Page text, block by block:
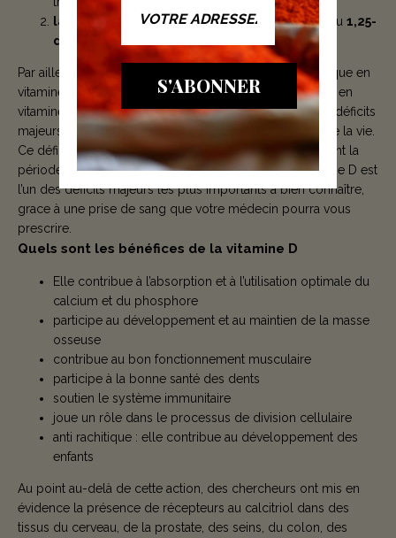
S'ABONNER
la seconde au niveau des reins, pour aboutir au 1,25-
dihydroxyvitamine D ou Calcitriol
Par ailleurs, les valeurs santé optimale du statut biologique en
vitamine D ont été revus à la hausse. De ce fait, le déficit en
vitamine D est considéré actuellement comme l’un des déficits
majeurs de la population en générale à tous les âges de la vie.
Ce déficit, voir cette carence profonde se retrouve durant la
période d’ensoleillement minimum. Le déficit en vitamine D est
l’un des déficits majeurs les plus importants à bien connaître,
grace à une prise de sang que votre médecin pourra vous
prescrire.
Quels sont les bénéfices de la vitamine D
Elle contribue à l’absorption et à l’utilisation optimale du
calcium et du phosphore
participe au développement et au maintien de la masse
osseuse
contribue au bon fonctionnement musculaire
participe à la bonne santé des dents
soutien le système immunitaire
joue un rôle dans le processus de division cellulaire
anti rachitique : elle contribue au développement des
enfants
Au point au-delà de cette action, des chercheurs ont mis en
évidence la présence de récepteurs au calcitriol dans des
tissus du cerveau, de la prostate, des seins, du colon, des